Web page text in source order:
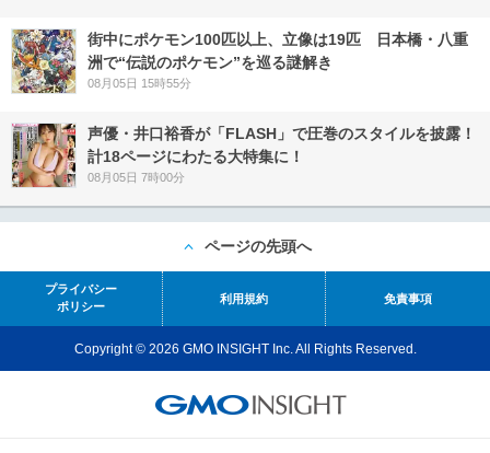
街中にポケモン100匹以上、立像は19匹 日本橋・八重
洲で“伝説のポケモン”を巡る謎解き
08月05日 15時55分
声優・井口裕香が「FLASH」で圧巻のスタイルを披露！
計18ページにわたる大特集に！
08月05日 7時00分
ページの先頭へ
プライバシー
ポリシー
利用規約 免責事項
Copyright © 2026 GMO INSIGHT Inc. All Rights Reserved.